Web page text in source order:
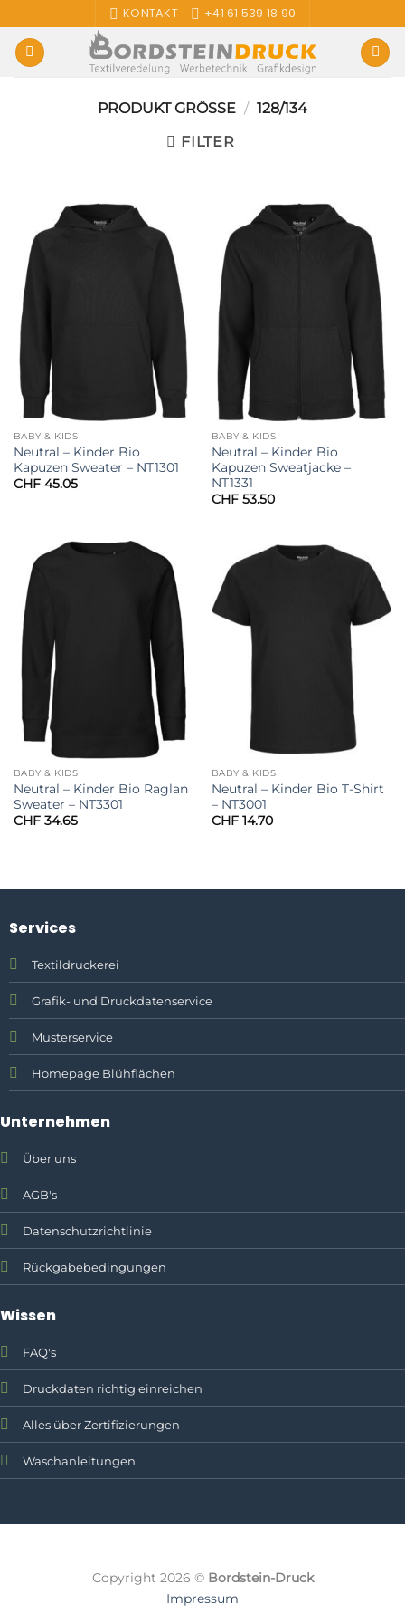
Inhalt
springen
KONTAKT +41 61 539 18 90
PRODUKT GRÖSSE / 128/134
FILTER
BABY & KIDS
Neutral – Kinder Bio
Kapuzen Sweater – NT1301
CHF45.05
BABY & KIDS
Neutral – Kinder Bio
Kapuzen Sweatjacke –
NT1331
CHF53.50
BABY & KIDS
Neutral – Kinder Bio Raglan
Sweater – NT3301
CHF34.65
BABY & KIDS
Neutral – Kinder Bio T-Shirt
– NT3001
CHF14.70
Services
Textildruckerei
Grafik- und Druckdatenservice
Musterservice
Homepage Blühflächen
Unternehmen
Über uns
AGB's
Datenschutzrichtlinie
Rückgabebedingungen
Wissen
FAQ's
Druckdaten richtig einreichen
Alles über Zertifizierungen
Waschanleitungen
Copyright 2026 © Bordstein-Druck
Impressum